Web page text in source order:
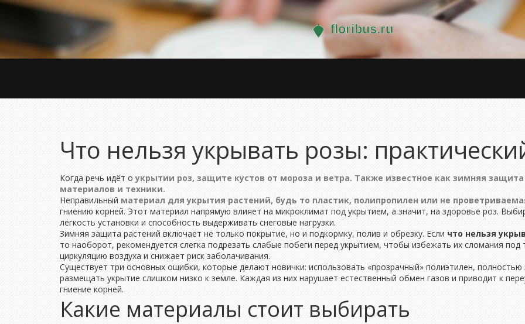
Что нельзя укрывать розы:
Когда речь идёт оукрытии роз, защите кустов от мороза и ветра. Также известное как зимняя защита
материалов и техники.
Неправильный материал для укрытия растений, будь то пластик, полипропилен или не
гниению корней. Этот материал напрямую влияет на микроклимат под укрытием, а значит, на здоровье роз.
лёгкость установки и способность выдерживать снеговые нагрузки.
Зимняя защита растений включает не только покрытие, но и подкормку, полив и обрезку. Если что нельзя
то наоборот, рекомендуется слегка подрезать слабые побеги перед укрытием, чтобы избежать их сломания
циркуляцию воздуха и снижает риск заболачивания.
Существует три основных ошибки, которые делают новички: использовать «прозрачный» полиэтилен,
размещать укрытие слишком низко к земле. Каждая из них нарушает естественный обмен газов и приводит к
гниение корней.
Какие материалы стоит выбирать